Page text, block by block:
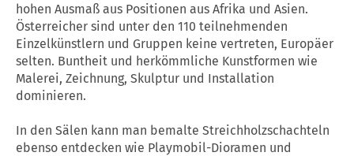
hohen Ausmaß aus Positionen aus Afrika und Asien.
Österreicher sind unter den 110 teilnehmenden
Einzelkünstlern und Gruppen keine vertreten, Europäer
selten. Buntheit und herkömmliche Kunstformen wie
Malerei, Zeichnung, Skulptur und Installation
dominieren.
In den Sälen kann man bemalte Streichholzschachteln
ebenso entdecken wie Playmobil-Dioramen und